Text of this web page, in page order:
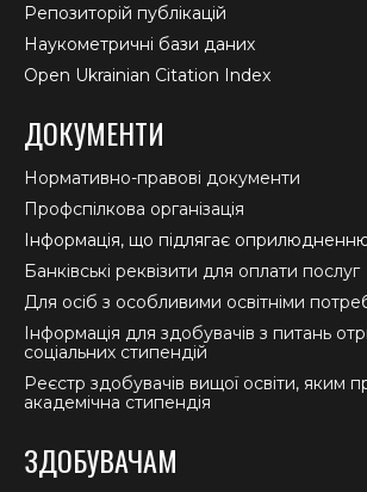
Репозиторій публікацій
Наукометричні бази даних
Open Ukrainian Citation Index
ДОКУМЕНТИ
Нормативно-правові документи
Профспілкова організація
Інформація, що підлягає
Банківські реквізити для оплати послуг
Для осіб з особливими освітніми
Інформація для здобувачів з питань
соціальних стипендій
Реєстр здобувачів вищої освіти, яким
академічна стипендія
ЗДОБУВАЧАМ